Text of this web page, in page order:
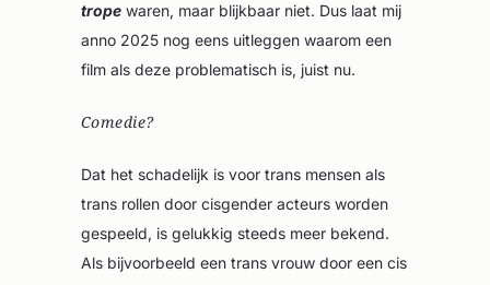
trope waren, maar blijkbaar niet. Dus laat mij
anno 2025 nog eens uitleggen waarom een
film als deze problematisch is, juist nu.
Comedie?
Dat het schadelijk is voor trans mensen als
trans rollen door cisgender acteurs worden
gespeeld, is gelukkig steeds meer bekend.
Als bijvoorbeeld een trans vrouw door een cis